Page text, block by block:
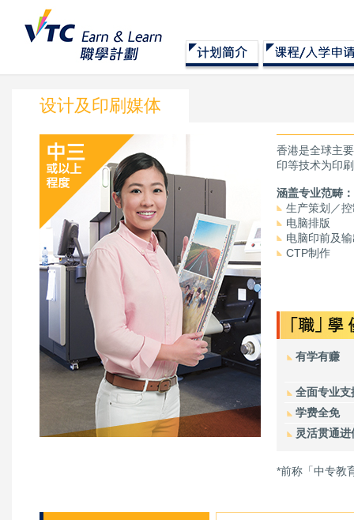
设计及印刷媒体
香港是全球主
印等技术为印
涵盖专业范畴：
生产策划／
电脑排版
电脑印前及
CTP制作
有学有赚
全面专业支
学费全免
灵活贯通进
*前称「中专教